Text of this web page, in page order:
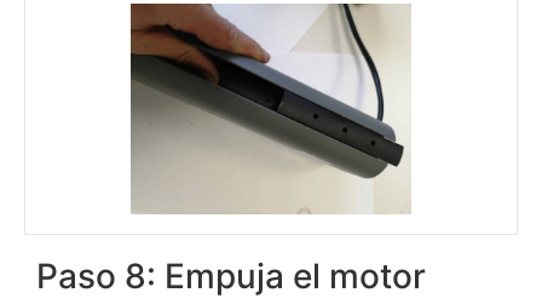
Paso 8: Empuja el motor